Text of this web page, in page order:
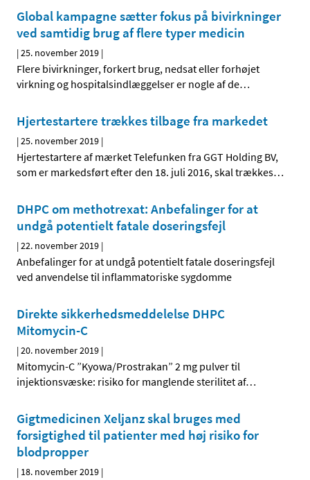
Global kampagne sætter fokus på bivirkninger
ved samtidig brug af flere typer medicin
|25. november 2019 |
Flere bivirkninger, forkert brug, nedsat eller forhøjet
virkning og hospitalsindlæggelser er nogle af de…
Hjertestartere trækkes tilbage fra markedet
|25. november 2019 |
Hjertestartere af mærket Telefunken fra GGT Holding BV,
som er markedsført efter den 18. juli 2016, skal trækkes…
DHPC om methotrexat: Anbefalinger for at
undgå potentielt fatale doseringsfejl
|22. november 2019 |
Anbefalinger for at undgå potentielt fatale doseringsfejl
ved anvendelse til inflammatoriske sygdomme
Direkte sikkerhedsmeddelelse DHPC
Mitomycin-C
|20. november 2019 |
Mitomycin-C ”Kyowa/Prostrakan” 2 mg pulver til
injektionsvæske: risiko for manglende sterilitet af…
Gigtmedicinen Xeljanz skal bruges med
forsigtighed til patienter med høj risiko for
blodpropper
| 18. november 2019 |